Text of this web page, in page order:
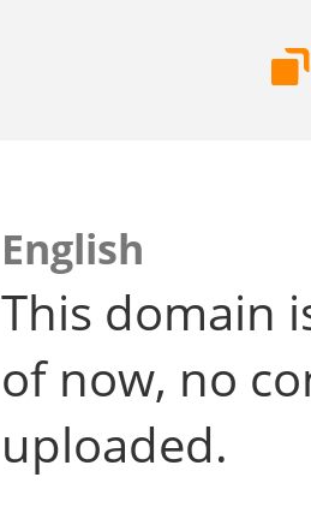
English
This domain
of now, no
uploaded.